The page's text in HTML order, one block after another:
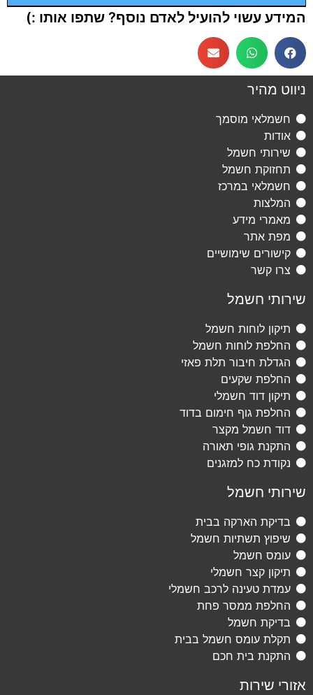
המידע עשוי להועיל לאדם נוסף? שתפו אותו :)
ניווט מהיר
חשמלאי מוסמך
אודות
שירותי חשמל
תחזוקת חשמל
חשמלאי במרכז
המלצות
מאמרי מידע
מפת אתר
קישורים שימושיים
צרו קשר
שירותי חשמל
תיקון לוחות חשמל
החלפת לוחות חשמל
הגדלת חיבור תלת פאזי
החלפת שקעים
תיקון דוד חשמלי
החלפת גוף חימום בדוד
דוד חשמל מקצר
התקנת גופי תאורה
נקודת כח למזגנים
שירותי חשמל
בדיקת הארקה בבית
שיפוץ תשתיות חשמל
עומס חשמל
תיקון קצר חשמלי
עמדת טעינה לרכב חשמלי
החלפת ממסר פחת
בדיקת חשמל
תקלת עומס חשמל בבית
התקנת בית חכם
אזורי שירות